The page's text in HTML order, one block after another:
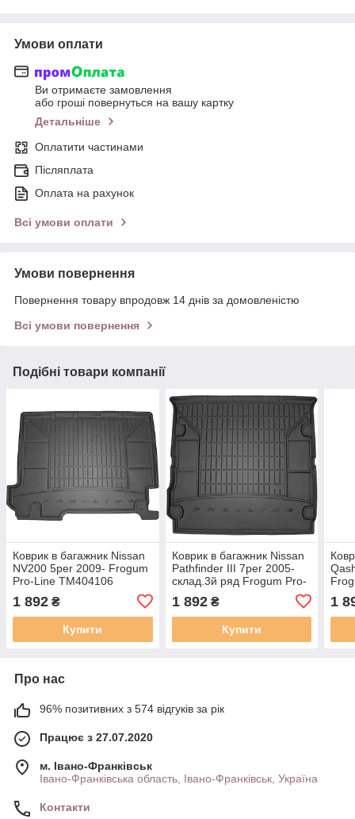
Умови оплати
Ви отримаєте замовлення
або гроші повернуться на вашу картку
Детальніше
Оплатити частинами
Післяплата
Оплата на рахунок
Всі умови оплати
Умови повернення
Повернення товару впродовж 14 днів за домовленістю
Всі умови повернення
Подібні товари компанії
Коврик в багажник Nissan
NV200 5per 2009- Frogum
Pro-Line TM404106
1 892 ₴
Купити
Коврик в багажник Nissan
Pathfinder III 7per 2005-
склад.3й ряд Frogum Pro-
1 892₴
Купити
1
Про нас
96% позитивних з 574 відгуків за рік
Працює з 27.07.2020
м. Івано-Франківськ
Івано-Франківська область, Івано-Франківськ, Україна
Контакти